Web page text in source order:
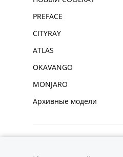
PREFACE
CITYRAY
ATLAS
OKAVANGO
MONJARO
Архивные модели